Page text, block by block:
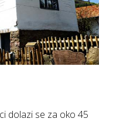
dolazi se za oko 45